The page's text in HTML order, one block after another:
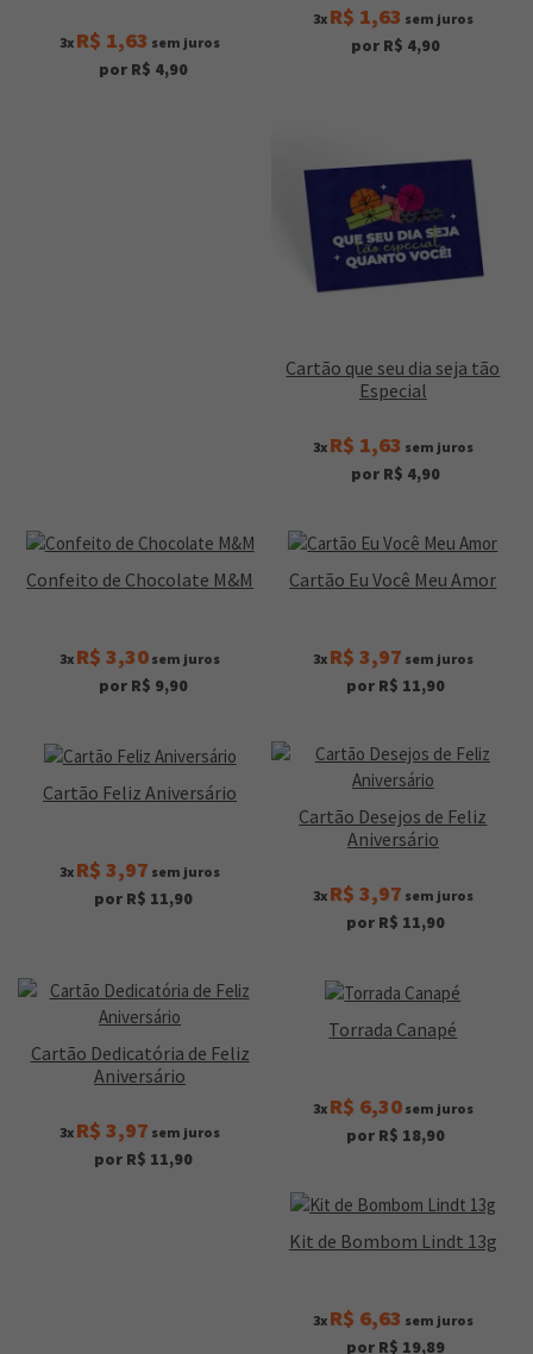
3x R$ 1,63 sem juros
por R$ 4,90
3x R$ 1,63 sem juros
por R$ 4,90
Cartão que seu dia seja tão
Especial
3x R$ 1,63 sem juros
por R$ 4,90
Confeito de Chocolate M&M
3x R$ 3,30 sem juros
por R$ 9,90
Cartão Eu Você Meu Amor
3x R$ 3,97 sem juros
por R$ 11,90
Cartão Feliz Aniversário
3x R$ 3,97 sem juros
por R$ 11,90
Cartão Desejos de Feliz
Aniversário
3x R$ 3,97 sem juros
por R$ 11,90
Cartão Dedicatória de Feliz
Aniversário
3x R$ 3,97 sem juros
por R$ 11,90
Torrada Canapé
3x R$ 6,30sem juros
por R$ 18,90
Kit de Bombom Lindt 13g
3x R$ 6,63 sem juros
por R$ 19,89